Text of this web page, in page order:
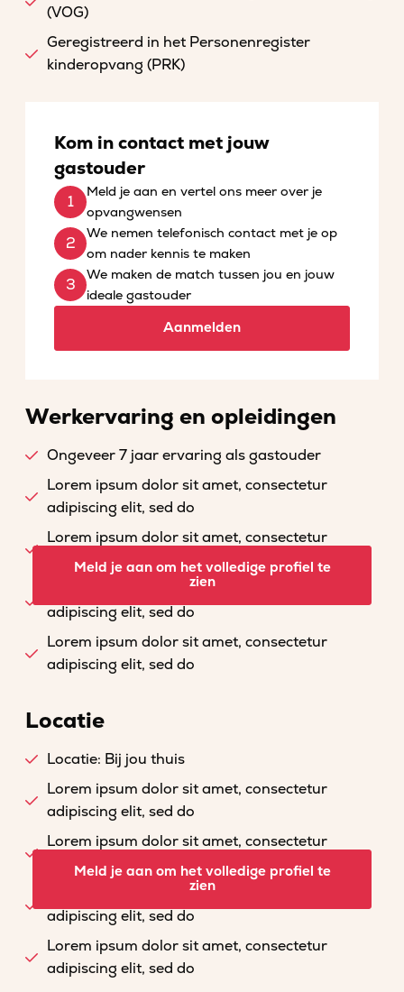
(VOG)
Geregistreerd in het Personenregister
kinderopvang (PRK)
Kom in contact met jouw
gastouder
Meld je aan en vertel ons meer over je
opvangwensen
We nemen telefonisch contact met je op
om nader kennis te maken
We maken de match tussen jou en jouw
ideale gastouder
Aanmelden
Werkervaring en opleidingen
Ongeveer 7 jaar ervaring als gastouder
Lorem ipsum dolor sit amet, consectetur
adipiscing elit, sed do
Lorem ipsum dolor sit amet, consectetur
adipiscing elit, sed do
Lorem ipsum dolor sit amet, consectetur
adipiscing elit, sed do
Lorem ipsum dolor sit amet, consectetur
adipiscing elit, sed do
Meld je aan om het volledige profiel te
zien
Locatie
Locatie: Bij jou thuis
Lorem ipsum dolor sit amet, consectetur
adipiscing elit, sed do
Lorem ipsum dolor sit amet, consectetur
adipiscing elit, sed do
Lorem ipsum dolor sit amet, consectetur
adipiscing elit, sed do
Lorem ipsum dolor sit amet, consectetur
adipiscing elit, sed do
Meld je aan om het volledige profiel te
zien